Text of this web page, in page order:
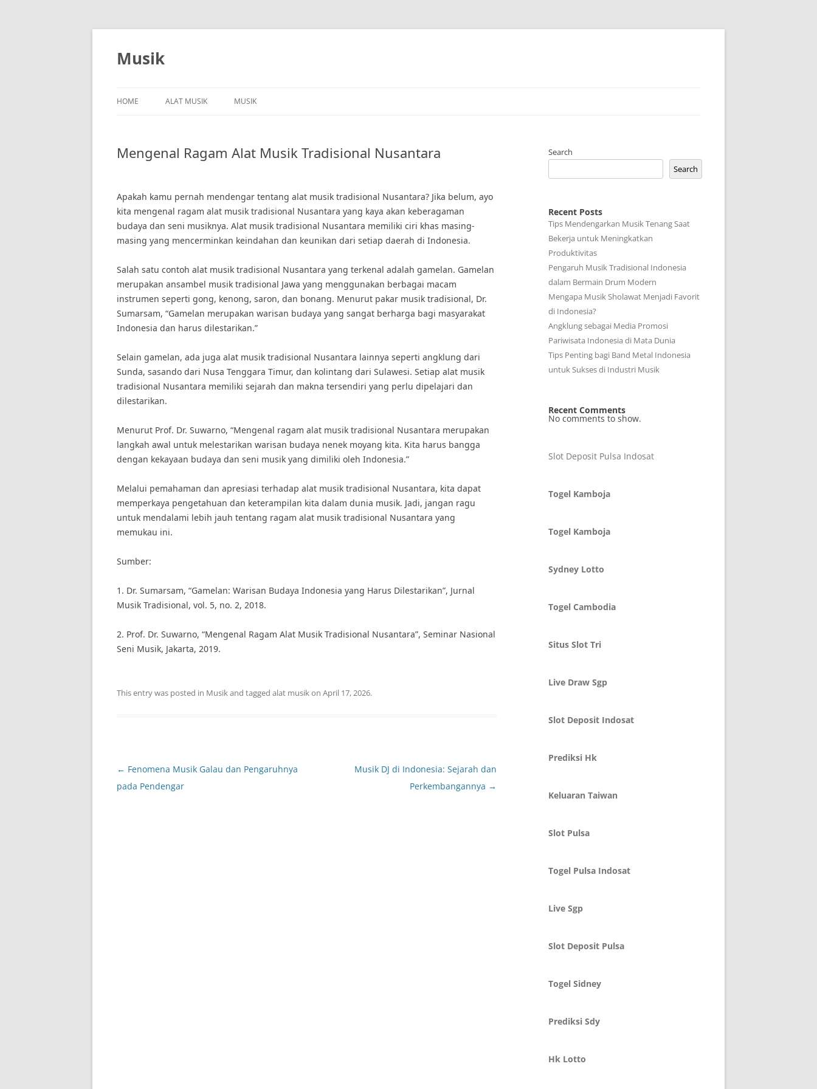
Skip
Musik
HOME ALAT MUSIK MUSIK
Mengenal Ragam Alat Musik Tradisional Nusantara
Apakah kamu pernah mendengar tentang alat musik tradisional Nusantara? Jika belum, ayo
kita mengenal ragam alat musik tradisional Nusantara yang kaya akan keberagaman
budaya dan seni musiknya. Alat musik tradisional Nusantara memiliki ciri khas masing-
masing yang mencerminkan keindahan dan keunikan dari setiap daerah di Indonesia.
Salah satu contoh alat musik tradisional Nusantara yang terkenal adalah gamelan. Gamelan
merupakan ansambel musik tradisional Jawa yang menggunakan berbagai macam
instrumen seperti gong, kenong, saron, dan bonang. Menurut pakar musik tradisional, Dr.
Sumarsam, “Gamelan merupakan warisan budaya yang sangat berharga bagi masyarakat
Indonesia dan harus dilestarikan.”
Selain gamelan, ada juga alat musik tradisional Nusantara lainnya seperti angklung dari
Sunda, sasando dari Nusa Tenggara Timur, dan kolintang dari Sulawesi. Setiap alat musik
tradisional Nusantara memiliki sejarah dan makna tersendiri yang perlu dipelajari dan
dilestarikan.
Menurut Prof. Dr. Suwarno, “Mengenal ragam alat musik tradisional Nusantara merupakan
langkah awal untuk melestarikan warisan budaya nenek moyang kita. Kita harus bangga
dengan kekayaan budaya dan seni musik yang dimiliki oleh Indonesia.”
Melalui pemahaman dan apresiasi terhadap alat musik tradisional Nusantara, kita dapat
memperkaya pengetahuan dan keterampilan kita dalam dunia musik. Jadi, jangan ragu
untuk mendalami lebih jauh tentang ragam alat musik tradisional Nusantara yang
memukau ini.
Sumber:
1. Dr. Sumarsam, “Gamelan: Warisan Budaya Indonesia yang Harus Dilestarikan”, Jurnal
Musik Tradisional, vol. 5, no. 2, 2018.
2. Prof. Dr. Suwarno, “Mengenal Ragam Alat Musik Tradisional Nusantara”, Seminar Nasional
Seni Musik, Jakarta, 2019.
This entry was posted in Musikand tagged alat musikon April 17, 2026.
Post
navigation
← Fenomena Musik Galau dan Pengaruhnya
pada Pendengar
Musik DJ di Indonesia: Sejarah dan
Perkembangannya →
Search
Search
Recent Posts
Tips Mendengarkan Musik Tenang Saat
Bekerja untuk Meningkatkan
Produktivitas
Pengaruh Musik Tradisional Indonesia
dalam Bermain Drum Modern
Mengapa Musik Sholawat Menjadi Favorit
di Indonesia?
Angklung sebagai Media Promosi
Pariwisata Indonesia di Mata Dunia
Tips Penting bagi Band Metal Indonesia
untuk Sukses di Industri Musik
Recent Comments
No comments to show.
Slot Deposit Pulsa Indosat
Togel Kamboja
Togel Kamboja
Sydney Lotto
Togel Cambodia
Situs Slot Tri
Live Draw Sgp
Slot Deposit Indosat
Prediksi Hk
Keluaran Taiwan
Slot Pulsa
Togel Pulsa Indosat
Live Sgp
Slot Deposit Pulsa
Togel Sidney
Prediksi Sdy
Hk Lotto